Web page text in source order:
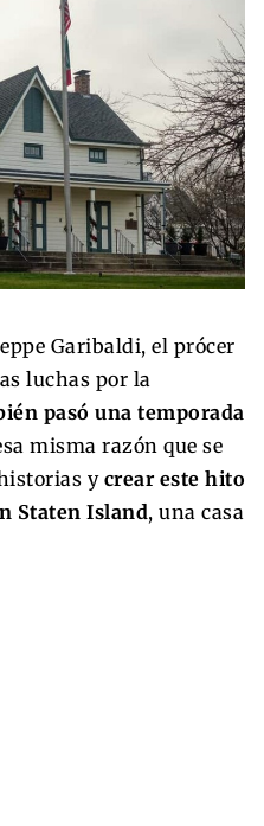
Garibaldi, el prócer
luchas por la
pasó una temporada
misma razón que se
y crear este hito
Staten Island, una casa